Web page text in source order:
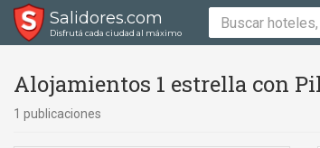
Salidores.com
Disfrutá cada ciudad al máximo
Alojamientos 1 estrella con
1 publicaciones